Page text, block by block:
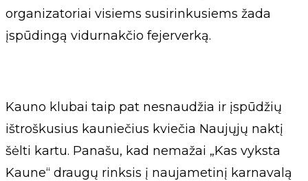
organizatoriai visiems susirinkusiems žada
įspūdingą vidurnakčio fejerverką.
Kauno klubai taip pat nesnaudžia ir įspūdžių
ištroškusius kauniečius kviečia Naujųjų naktį
šėlti kartu. Panašu, kad nemažai „Kas vyksta
Kaune“ draugų rinksis į naujametinį karnavalą